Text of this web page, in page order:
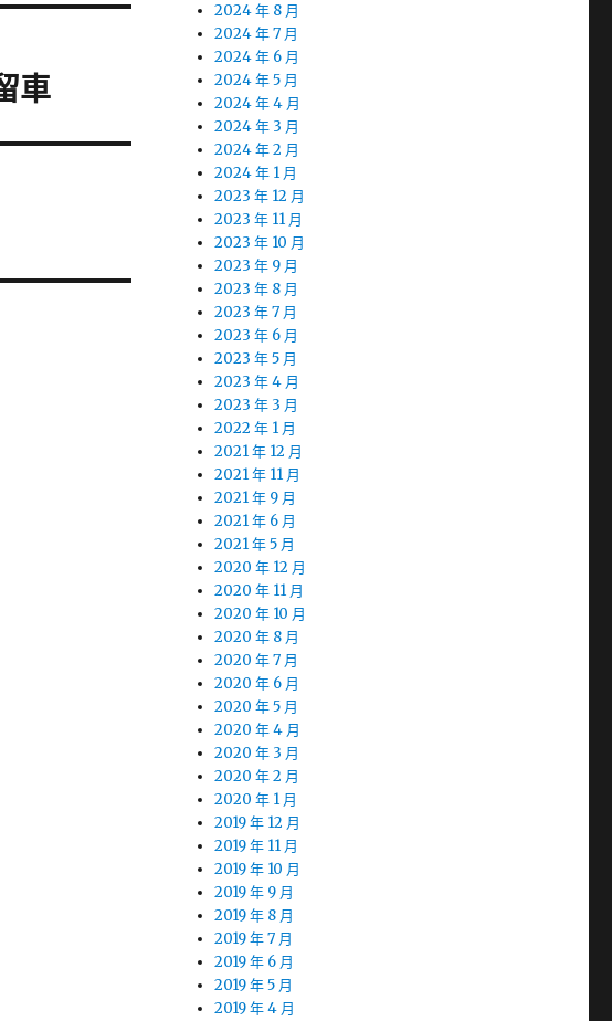
車
2024 年 8 月
2024 年 7 月
2024 年 6 月
2024 年 5 月
2024 年 4 月
2024 年 3 月
2024 年 2 月
2024 年 1 月
2023 年 12 月
2023 年 11 月
2023 年 10 月
2023 年 9 月
2023 年 8 月
2023 年 7 月
2023 年 6 月
2023 年 5 月
2023 年 4 月
2023 年 3 月
2022 年 1 月
2021 年 12 月
2021 年 11 月
2021 年 9 月
2021 年 6 月
2021 年 5 月
2020 年 12 月
2020 年 11 月
2020 年 10 月
2020 年 8 月
2020 年 7 月
2020 年 6 月
2020 年 5 月
2020 年 4 月
2020 年 3 月
2020 年 2 月
2020 年 1 月
2019 年 12 月
2019 年 11 月
2019 年 10 月
2019 年 9 月
2019 年 8 月
2019 年 7 月
2019 年 6 月
2019 年 5 月
2019 年 4 月